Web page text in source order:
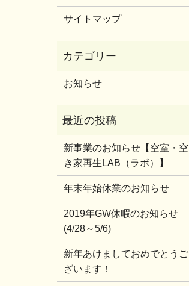
サイトマップ
お知らせ
新事業のお知らせ【空室・空
き家再生LAB（ラボ）】
年末年始休業のお知らせ
2019年GW休暇のお知らせ
(4/28～5/6)
新年あけましておめでとうご
ざいます！